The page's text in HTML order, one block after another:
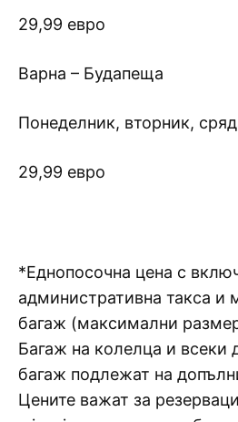
29,99 евро
Варна – Будапеща
Понеделник, вторник,
29,99 евро
*Еднопосочна цена с
административна такса и
багаж (максимални
Багаж на колелца и всеки
багаж подлежат на
Цените важат за